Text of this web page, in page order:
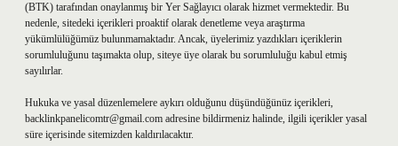
(BTK) tarafından onaylanmış bir Yer Sağlayıcı olarak hizmet vermektedir. Bu
nedenle, sitedeki içerikleri proaktif olarak denetleme veya araştırma
yükümlülüğümüz bulunmamaktadır. Ancak, üyelerimiz yazdıkları içeriklerin
sorumluluğunu taşımakta olup, siteye üye olarak bu sorumluluğu kabul etmiş
sayılırlar.
Hukuka ve yasal düzenlemelere aykırı olduğunu düşündüğünüz içerikleri,
backlinkpanelicomtr@gmail.com adresine bildirmeniz halinde, ilgili içerikler yasal
süre içerisinde sitemizden kaldırılacaktır.